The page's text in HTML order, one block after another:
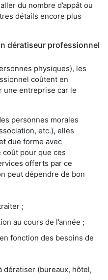
du nombre d’appât ou
détails encore plus
dératiseur professionnel
physiques), les
coûtent en
une entreprise car le
personnes morales
etc.), elles
due forme avec
coût pour que ces
offerts par ce
peut dépendre de bon
;
au cours de l’année ;
fonction des besoins de
dératiser (bureaux, hôtel,